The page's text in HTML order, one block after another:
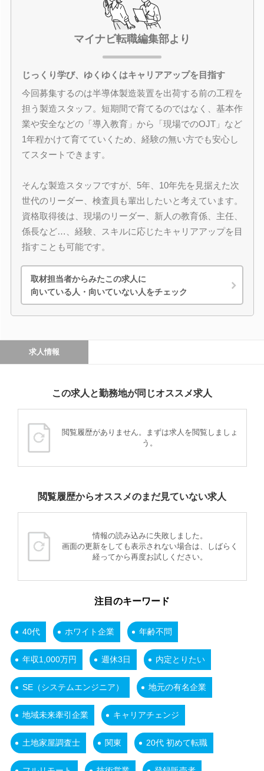
マイナビ転職編集部より
じっくり学び、ゆくゆくはキャリアアップを目指す
今回募集するのは半導体製造装置を出荷する前の工程を
担う製造スタッフ。短期間で育てるのではなく、基本作
業や安全などの「導入教育」から「現場でのOJT」など
1年程かけて育てていくため、経験の無い方でも安心し
てスタートできます。
そんな製造スタッフですが、5年、10年先を見据えた次
世代のリーダー、検査員も輩出したいと考えています。
資格取得後は、現場のリーダー、新人の教育係、主任、
係長など…、経験、スキルに応じたキャリアアップを目
指すことも可能です。
取材担当者からみたこの求人に
向いている人・向いていない人をチェック
求人情報
この求人と勤務地が同じオススメ求人
閲覧履歴がありません。まずは求人を閲覧しましょ
う。
閲覧履歴からオススメのまだ見ていない求人
情報の読み込みに失敗しました。
画面の更新をしても表示されない場合は、しばらく
経ってから再度お試しください。
注目のキーワード
40代 ホワイト企業 年齢不問
年収1,000万円 週休3日 内定とりたい
SE（システムエンジニア） 地元の有名企業
地域未来牽引企業 キャリアチェンジ
土地家屋調査士 関東 20代 初めて転職